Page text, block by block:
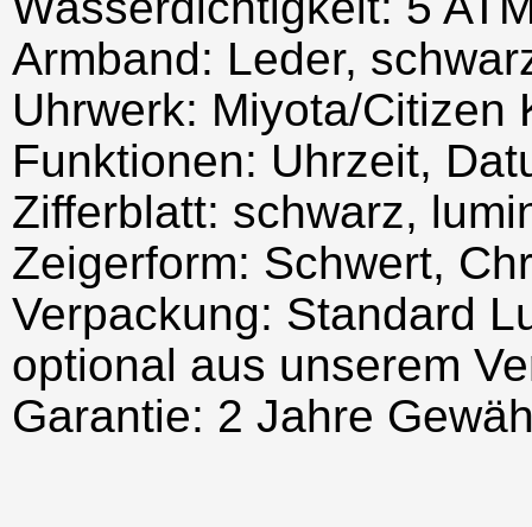
Armband: Leder,
Uhrwerk: Miyota/Citizen
Funktionen: Uhrzeit,
Zifferblatt: schwarz,
Zeigerform: Schwert,
Verpackung: Standard
optional aus unserem
Garantie: 2 Jahre